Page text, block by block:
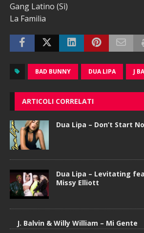
Gang Latino (Sì)
La Familia
BAD BUNNY DUA LIPA J
ARTICOLI CORRELATI
Dua Lipa – Don’t Start
Dua Lipa – Levitating
Missy Elliott
J. Balvin & Willy William – Mi Gente